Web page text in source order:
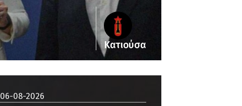
Κατιούσα
06-08-2026